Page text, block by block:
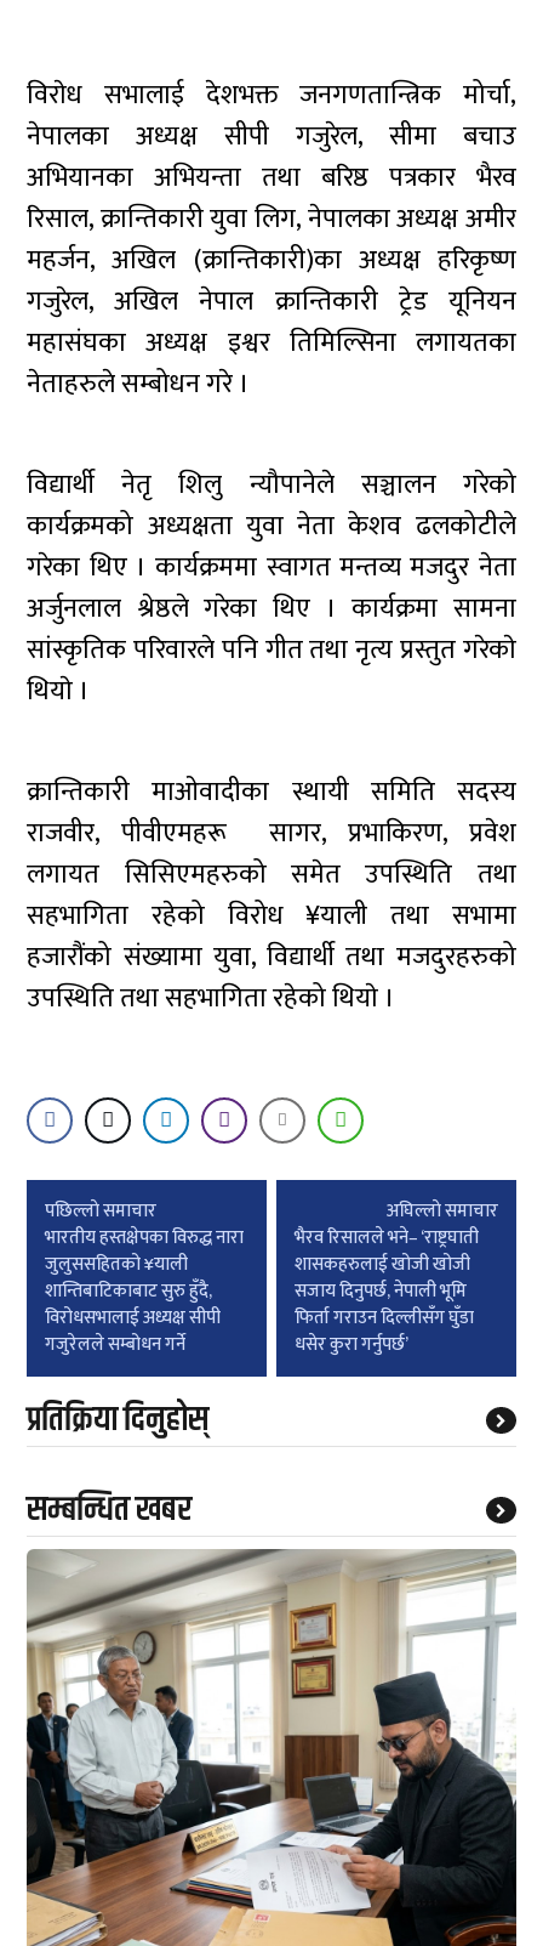
विराेध सभालाई देशभक्त जनगणतान्त्रिक मोर्चा,
नेपालका अध्यक्ष सीपी गजुरेल, सीमा बचाउ
अभियानका अभियन्ता तथा बरिष्ठ पत्रकार भैरव
रिसाल, क्रान्तिकारी युवा लिग, नेपालका अध्यक्ष अमीर
महर्जन, अखिल (क्रान्तिकारी)का अध्यक्ष हरिकृष्ण
गजुरेल, अखिल नेपाल क्रान्तिकारी ट्रेड यूनियन
महासंघका अध्यक्ष इश्वर तिमिल्सिना लगायतका
नेताहरुले सम्बोधन गरे ।
विद्यार्थी नेतृ शिलु न्यौपानेले सञ्चालन गरेको
कार्यक्रमको अध्यक्षता युवा नेता केशव ढलकोटीले
गरेका थिए । कार्यक्रममा स्वागत मन्तव्य मजदुर नेता
अर्जुनलाल श्रेष्ठले गरेका थिए । कार्यक्रमा सामना
सांस्कृतिक परिवारले पनि गीत तथा नृत्य प्रस्तुत गरेकाे
थियाे ।
क्रान्तिकारी माओवादीका स्थायी समिति सदस्य
राजवीर, पीवीएमहरू सागर, प्रभाकिरण, प्रवेश
लगायत सिसिएमहरुको समेत उपस्थिति तथा
सहभागिता रहेको विरोध ¥याली तथा सभामा
हजारौंको संख्यामा युवा, विद्यार्थी तथा मजदुरहरुको
उपस्थिति तथा सहभागिता रहेको थियाे ।
Post
navigation
पछिल्लाे समाचार
भारतीय हस्तक्षेपका विरुद्ध नारा
जुलुससहितको ¥याली
शान्तिबाटिकाबाट सुरु हुँदै,
विरोधसभालाई अध्यक्ष सीपी
गजुरेलले सम्बोधन गर्ने
अघिल्लाे समाचार
भैरव रिसालले भने– ‘राष्ट्रघाती
शासकहरुलाई खोजी खोजी
सजाय दिनुपर्छ, नेपाली भूमि
फिर्ता गराउन दिल्लीसँग घुँडा
धसेर कुरा गर्नुपर्छ’
प्रतिक्रिया दिनुहोस्
सम्बन्धित खबर